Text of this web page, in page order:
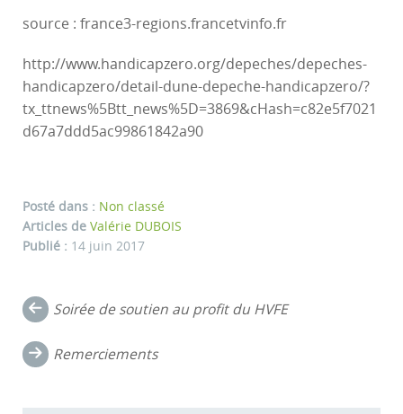
source : france3-regions.francetvinfo.fr
http://www.handicapzero.org/depeches/depeches-
handicapzero/detail-dune-depeche-handicapzero/?
tx_ttnews%5Btt_news%5D=3869&cHash=c82e5f7021
d67a7ddd5ac99861842a90
Posté dans : Non classé
Articles de Valérie DUBOIS
Publié : 14 juin 2017
Navigation
dans
les
Soirée de soutien au profit du HVFE
Remerciements